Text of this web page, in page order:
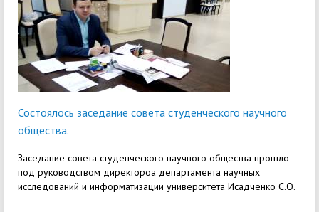
Состоялось заседание совета студенческого научного
общества.
Заседание совета студенческого научного общества прошло
под руководством директороа департамента научных
исследований и информатизации университета Исадченко С.О.